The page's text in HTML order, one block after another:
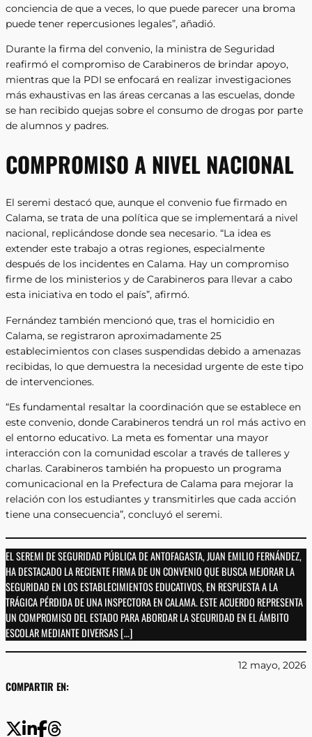
conciencia de que a veces, lo que puede parecer una broma
puede tener repercusiones legales”, añadió.
Durante la firma del convenio, la ministra de Seguridad
reafirmó el compromiso de Carabineros de brindar apoyo,
mientras que la PDI se enfocará en realizar investigaciones
más exhaustivas en las áreas cercanas a las escuelas, donde
se han recibido quejas sobre el consumo de drogas por parte
de alumnos y padres.
COMPROMISO A NIVEL NACIONAL
El seremi destacó que, aunque el convenio fue firmado en
Calama, se trata de una política que se implementará a nivel
nacional, replicándose donde sea necesario. “La idea es
extender este trabajo a otras regiones, especialmente
después de los incidentes en Calama. Hay un compromiso
firme de los ministerios y de Carabineros para llevar a cabo
esta iniciativa en todo el país”, afirmó.
Fernández también mencionó que, tras el homicidio en
Calama, se registraron aproximadamente 25
establecimientos con clases suspendidas debido a amenazas
recibidas, lo que demuestra la necesidad urgente de este tipo
de intervenciones.
“Es fundamental resaltar la coordinación que se establece en
este convenio, donde Carabineros tendrá un rol más activo en
el entorno educativo. La meta es fomentar una mayor
interacción con la comunidad escolar a través de talleres y
charlas. Carabineros también ha propuesto un programa
comunicacional en la Prefectura de Calama para mejorar la
relación con los estudiantes y transmitirles que cada acción
tiene una consecuencia”, concluyó el seremi.
EL SEREMI DE SEGURIDAD PÚBLICA DE ANTOFAGASTA, JUAN EMILIO FERNÁNDEZ,
HA DESTACADO LA RECIENTE FIRMA DE UN CONVENIO QUE BUSCA MEJORAR LA
SEGURIDAD EN LOS ESTABLECIMIENTOS EDUCATIVOS, EN RESPUESTA A LA
TRÁGICA PÉRDIDA DE UNA INSPECTORA EN CALAMA. ESTE ACUERDO REPRESENTA
UN COMPROMISO DEL ESTADO PARA ABORDAR LA SEGURIDAD EN EL ÁMBITO
ESCOLAR MEDIANTE DIVERSAS […]
COMPARTIR EN:
12 mayo, 2026